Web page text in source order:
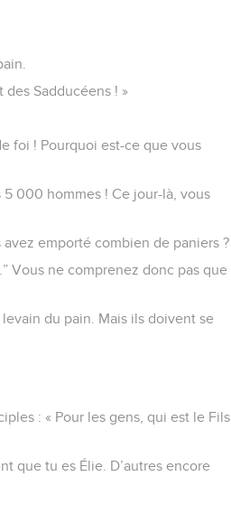
Sadducéens ! »
foi ! Pourquoi est-ce que vous
000 hommes ! Ce jour-là, vous
emporté combien de paniers ?
Vous ne comprenez donc pas que
du pain. Mais ils doivent se
: « Pour les gens, qui est le Fils
que tu es Élie. D’autres encore